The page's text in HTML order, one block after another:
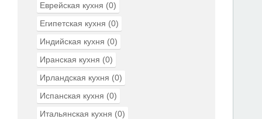
Еврейская кухня (0)
Египетская кухня (0)
Индийская кухня (0)
Иранская кухня (0)
Ирландская кухня (0)
Испанская кухня (0)
Итальянская кухня (0)